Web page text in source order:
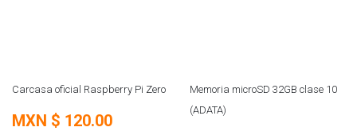
Carcasa oficial Raspberry Pi Zero
MXN $ 120.00
Memoria microSD 32GB clase 10
(ADATA)